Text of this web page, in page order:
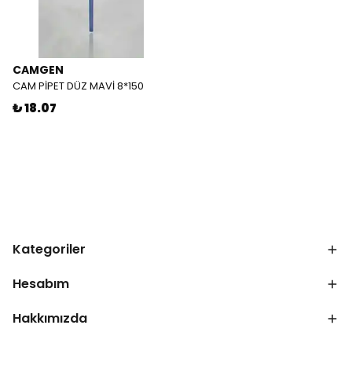
CAMGEN
CAM PİPET DÜZ MAVİ 8*150
₺ 18.07
Kategoriler
Hesabım
Hakkımızda